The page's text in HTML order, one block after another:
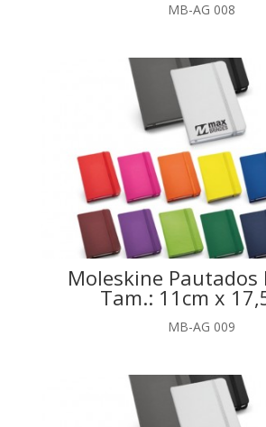
MB-AG 008
Moleskine Pautados
Tam.: 11cm x
MB-AG 009